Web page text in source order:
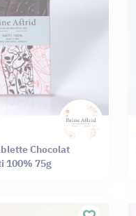
Chocolat
100% 75g